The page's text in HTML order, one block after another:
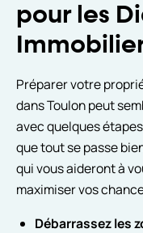
pour les
Préparer votre
dans Toulon peut
avec quelques
que tout se passe
qui vous aideront à
maximiser vos
Débarrassez les